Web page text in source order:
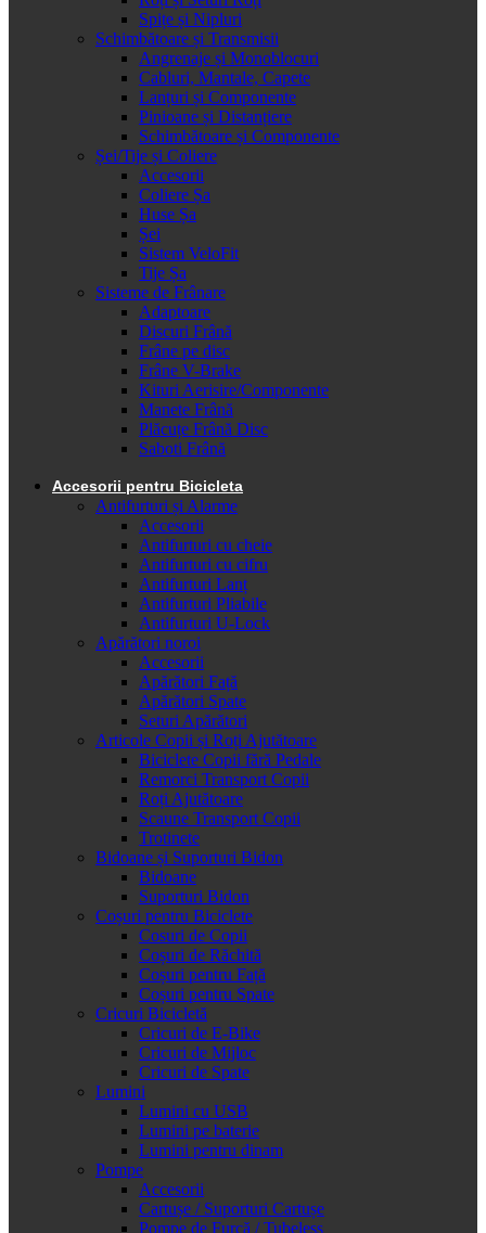
Spițe și Nipluri
Schimbătoare și Transmisii
Angrenaje și Monoblocuri
Cabluri, Mantale, Capete
Lanțuri și Componente
Pinioane și Distanțiere
Schimbătoare și Componente
Șei/Tije și Coliere
Accesorii
Coliere Șa
Huse Șa
Șei
Sistem VeloFit
Tije Șa
Sisteme de Frânare
Adaptoare
Discuri Frână
Frâne pe disc
Frâne V-Brake
Kituri Aerisire/Componente
Manete Frână
Plăcuțe Frână Disc
Saboti Frână
Accesorii pentru Bicicleta
Antifurturi și Alarme
Accesorii
Antifurturi cu cheie
Antifurturi cu cifru
Antifurturi Lanț
Antifurturi Pliabile
Antifurturi U-Lock
Apărători noroi
Accesorii
Apărători Față
Apărători Spate
Seturi Apărători
Articole Copii și Roți Ajutătoare
Biciclete Copii fără Pedale
Remorci Transport Copii
Roți Ajutătoare
Scaune Transport Copii
Trotinete
Bidoane și Suporturi Bidon
Bidoane
Suporturi Bidon
Coșuri pentru Biciclete
Cosuri de Copii
Coșuri de Răchită
Coșuri pentru Față
Coșuri pentru Spate
Cricuri Bicicletă
Cricuri de E-Bike
Cricuri de Mijloc
Cricuri de Spate
Lumini
Lumini cu USB
Lumini pe baterie
Lumini pentru dinam
Pompe
Accesorii
Cartușe / Suporturi Cartușe
Pompe de Furcă / Tubeless